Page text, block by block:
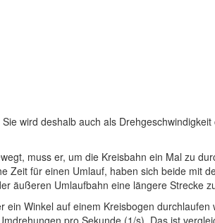
wird deshalb auch als
muss er, um die Kreisbahn ein Mal zu
für einen Umlauf, haben sich beide mit
äußeren Umlaufbahn eine längere Strecke
Winkel auf einem Kreisbogen
pro Sekunde (1/s). Das ist